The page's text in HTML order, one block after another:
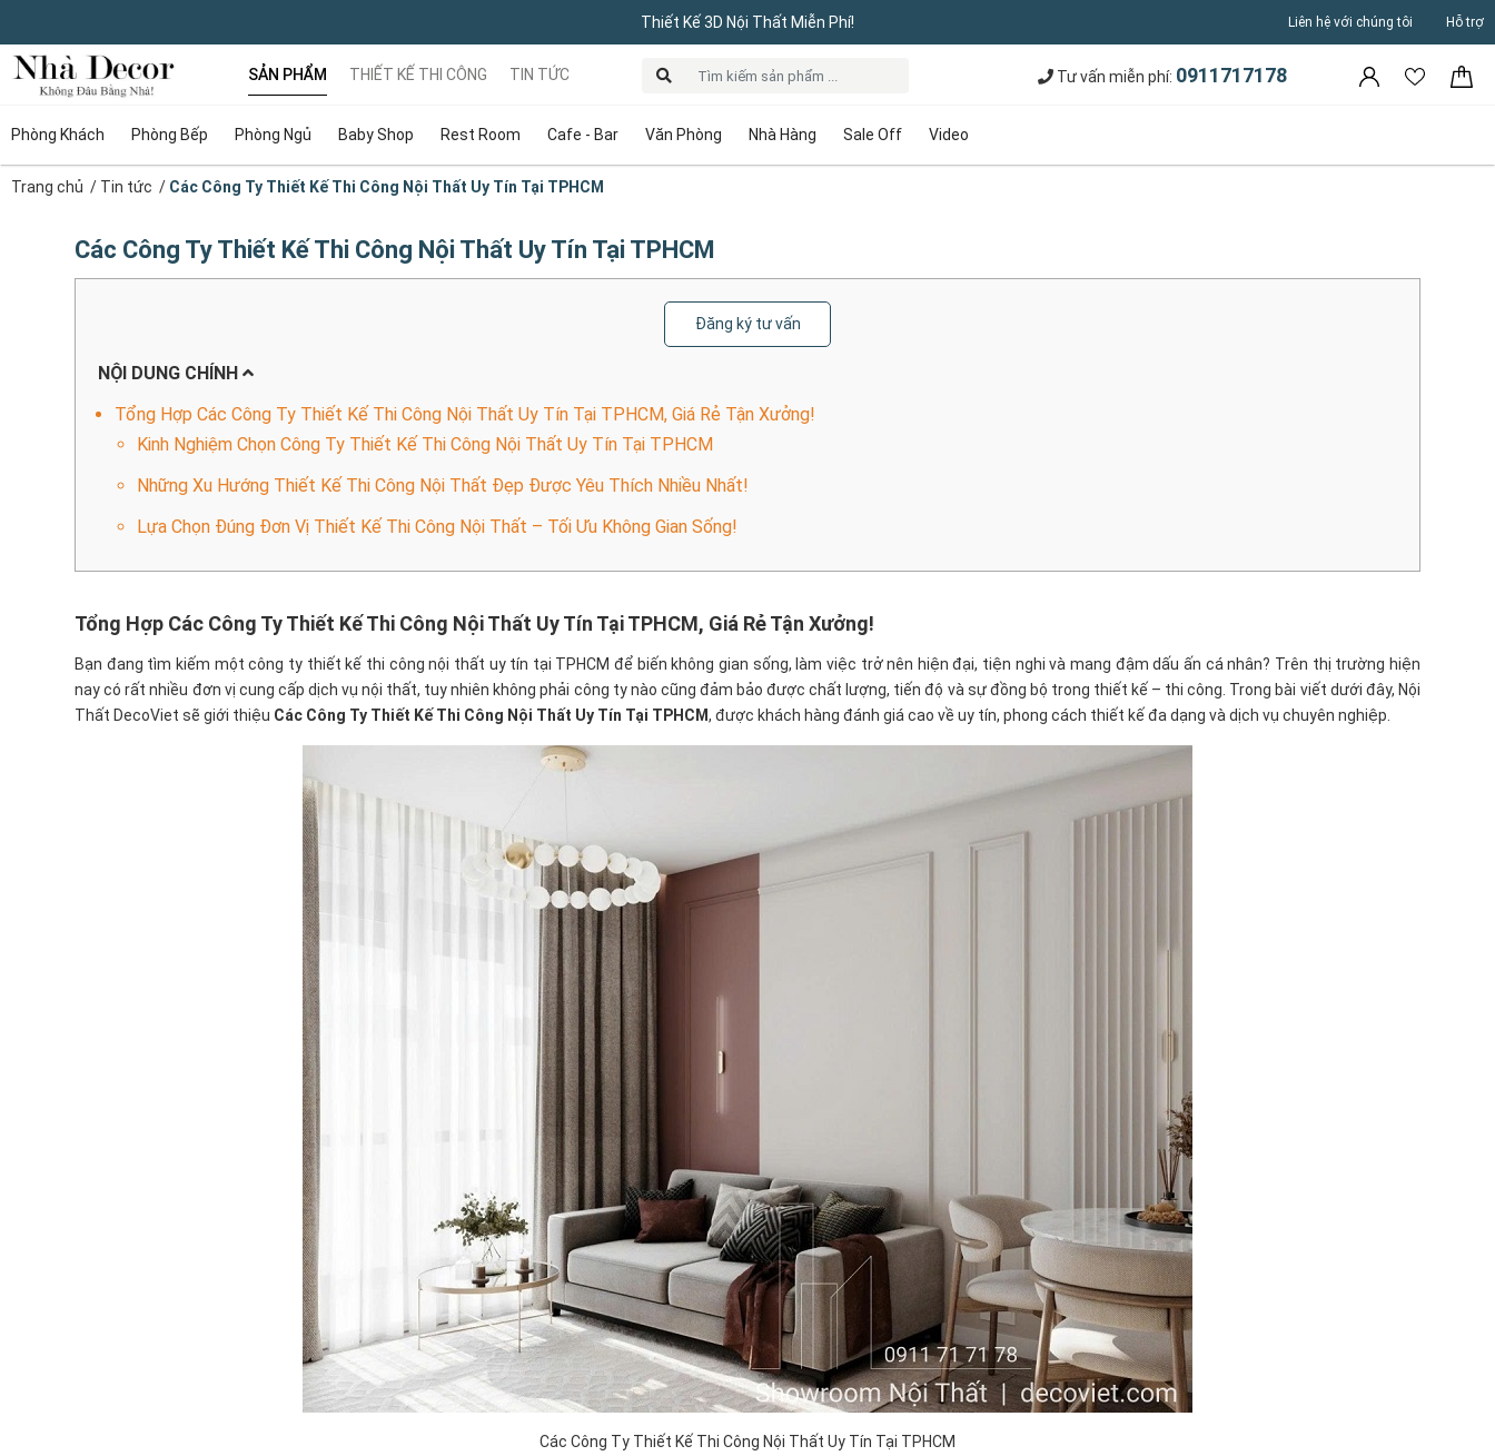
Thiết Kế 3D Nội Thất Miễn Phí! Liên hệ với chúng tôi Hỗ trợ
SẢN PHẨM
Phòng Khách Phòng Bếp Phòng Ngủ Baby Shop Rest Room Cafe - Bar Văn Phòng Nhà Hàng Sale Off Video
THIẾT KẾ THI CÔNG TIN TỨC Tư vấn miễn phí: 0911717178
Trang chủ / Tin tức / Các Công Ty Thiết Kế Thi Công Nội Thất Uy Tín Tại TPHCM
Các Công Ty Thiết Kế Thi Công Nội Thất Uy Tín Tại TPHCM
Đăng ký tư vấn
NỘI DUNG CHÍNH
Tổng Hợp Các Công Ty Thiết Kế Thi Công Nội Thất Uy Tín Tại TPHCM, Giá Rẻ Tận Xưởng!
Kinh Nghiệm Chọn Công Ty Thiết Kế Thi Công Nội Thất Uy Tín Tại TPHCM
Những Xu Hướng Thiết Kế Thi Công Nội Thất Đẹp Được Yêu Thích Nhiều Nhất!
Lựa Chọn Đúng Đơn Vị Thiết Kế Thi Công Nội Thất – Tối Ưu Không Gian Sống!
Tổng Hợp Các Công Ty Thiết Kế Thi Công Nội Thất Uy Tín Tại TPHCM, Giá Rẻ Tận Xưởng!
Bạn đang tìm kiếm một công ty thiết kế thi công nội thất uy tín tại TPHCM để biến không gian sống, làm việc trở nên hiện đại, tiện nghi và mang đậm dấu ấn cá nhân? Trên thị trường hiện
nay có rất nhiều đơn vị cung cấp dịch vụ nội thất, tuy nhiên không phải công ty nào cũng đảm bảo được chất lượng, tiến độ và sự đồng bộ trong thiết kế – thi công. Trong bài viết dưới đây, Nội
Thất DecoViet sẽ giới thiệu Các Công Ty Thiết Kế Thi Công Nội Thất Uy Tín Tại TPHCM, được khách hàng đánh giá cao về uy tín, phong cách thiết kế đa dạng và dịch vụ chuyên nghiệp.
Các Công Ty Thiết Kế Thi Công Nội Thất Uy Tín Tại TPHCM